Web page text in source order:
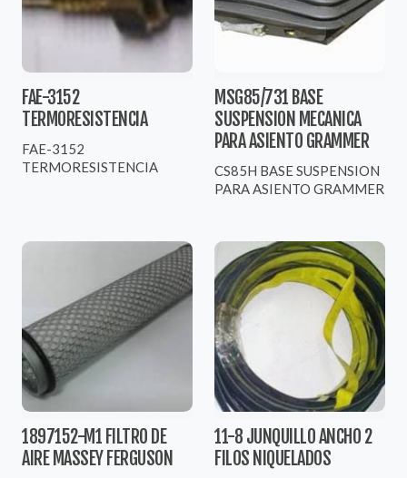
FAE-3152
TERMORESISTENCIA
FAE-3152
TERMORESISTENCIA
MSG85/731 BASE
SUSPENSION MECANICA
PARA ASIENTO GRAMMER
CS85H BASE SUSPENSION
PARA ASIENTO GRAMMER
1897152-M1 FILTRO DE
AIRE MASSEY FERGUSON
11-8 JUNQUILLO ANCHO 2
FILOS NIQUELADOS